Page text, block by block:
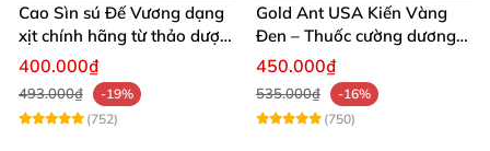
Cao Sìn sú Đế Vương dạng
xịt chính hãng từ thảo dược
Ê Đê Việt Nam
400.000₫
493.000₫
-19%
(752)
Gold Ant USA Kiến Vàng
Đen – Thuốc cường dương
tăng sinh lý nam mạnh
450.000₫
535.000₫
-16%
(750)